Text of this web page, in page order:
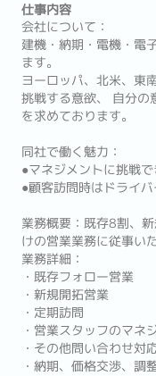
仕事内容
会社について：
建機・納期・電機・電
ます。
ヨーロッパ、北米、東
挑戦する意欲、 自分の
を求めております。
同社で働く魅力：
●マネジメントに挑戦で
●顧客訪問時はドライ
業務概要：既存8割、
けの営業業務に従事い
業務詳細：
・既存フォロー営業
・新規開拓営業
・定期訪問
・営業スタッフのマネ
・その他問い合わせ対
・納期、価格交渉、調